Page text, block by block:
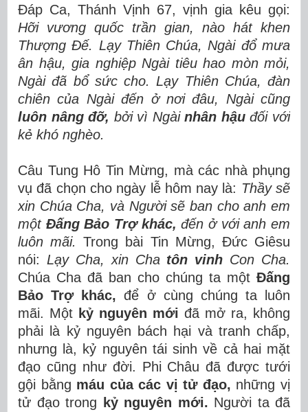
Đáp Ca, Thánh Vịnh 67, vịnh gia kêu gọi:
Hỡi vương quốc trần gian, nào hát khen
Thượng Đế. Lạy Thiên Chúa, Ngài đổ mưa
ân hậu, gia nghiệp Ngài tiêu hao mòn mỏi,
Ngài đã bổ sức cho. Lạy Thiên Chúa, đàn
chiên của Ngài đến ở nơi đâu, Ngài cũng
luôn nâng đỡ, bởi vì Ngàinhân hậuđối với
kẻ khó nghèo.
Câu Tung Hô Tin Mừng, mà các nhà phụng
vụ đã chọn cho ngày lễ hôm nay là: Thầy sẽ
xin Chúa Cha, và Người sẽ ban cho anh em
một Đấng Bảo Trợ khác, đến ở với anh em
luôn mãi.Trong bài Tin Mừng, Đức Giêsu
nói: Lạy Cha, xin Cha tôn vinh Con Cha.
Chúa Cha đã ban cho chúng ta một Đấng
Bảo Trợ khác, để ở cùng chúng ta luôn
mãi. Một kỷ nguyên mới đã mở ra, không
phải là kỷ nguyên bách hại và tranh chấp,
nhưng là, kỷ nguyên tái sinh về cả hai mặt
đạo cũng như đời. Phi Châu đã được tưới
gội bằng máu của các vị tử đạo, những vị
tử đạo trong
kỷ nguyên mới. Người ta đã